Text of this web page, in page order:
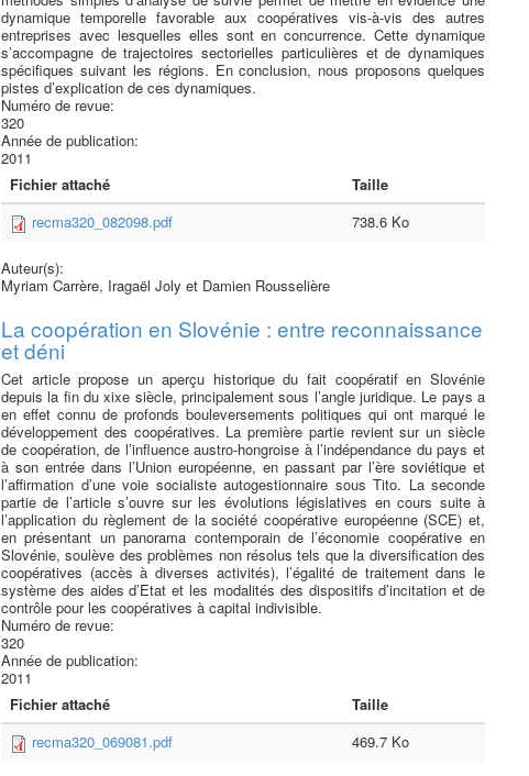
dynamique temporelle favorable aux coopératives vis-à-vis des autres
entreprises avec lesquelles elles sont en concurrence. Cette dynamique
s’accompagne de trajectoires sectorielles particulières et de dynamiques
spécifiques suivant les régions. En conclusion, nous proposons quelques
pistes d’explication de ces dynamiques.
Numéro de revue:
320
Année de publication:
2011
Fichier attaché
Taille
recma320_082098.pdf
738.6 Ko
Auteur(s):
Myriam Carrère, Iragaël Joly et Damien Rousselière
La coopération en Slovénie : entre reconnaissance
et déni
Cet article propose un aperçu historique du fait coopératif en Slovénie
depuis la fin du xixe siècle, principalement sous l’angle juridique. Le pays a
en effet connu de profonds bouleversements politiques qui ont marqué le
développement des coopératives. La première partie revient sur un siècle
de coopération, de l’influence austro-hongroise à l’indépendance du pays et
à son entrée dans l’Union européenne, en passant par l’ère soviétique et
l’affirmation d’une voie socialiste autogestionnaire sous Tito. La seconde
partie de l’article s’ouvre sur les évolutions législatives en cours suite à
l’application du règlement de la société coopérative européenne (SCE) et,
en présentant un panorama contemporain de l’économie coopérative en
Slovénie, soulève des problèmes non résolus tels que la diversification des
coopératives (accès à diverses activités), l’égalité de traitement dans le
système des aides d’Etat et les modalités des dispositifs d’incitation et de
contrôle pour les coopératives à capital indivisible.
Numéro de revue:
320
Année de publication:
2011
Fichier attaché
Taille
recma320_069081.pdf
469.7 Ko